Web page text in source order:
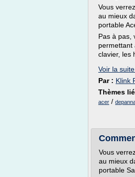
Vous
au mieux
portable
Pas à pas,
permettant
clavier, les
Voir la suite
Par : Klink
Thèmes
acer /
Vous
au mieux
portable